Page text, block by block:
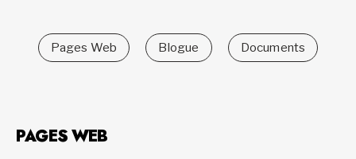
Pages Web Blogue Documents
PAGES WEB